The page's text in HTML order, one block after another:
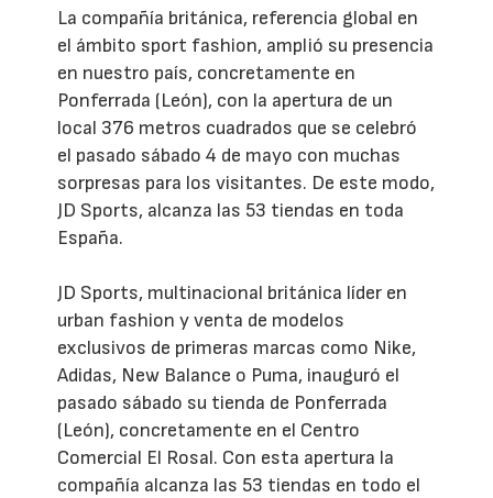
La compañía británica, referencia global en
el ámbito sport fashion, amplió su presencia
en nuestro país, concretamente en
Ponferrada (León), con la apertura de un
local 376 metros cuadrados que se celebró
el pasado sábado 4 de mayo con muchas
sorpresas para los visitantes. De este modo,
JD Sports, alcanza las 53 tiendas en toda
España.
JD Sports, multinacional británica líder en
urban fashion y venta de modelos
exclusivos de primeras marcas como Nike,
Adidas, New Balance o Puma, inauguró el
pasado sábado su tienda de Ponferrada
(León), concretamente en el Centro
Comercial El Rosal. Con esta apertura la
compañía alcanza las 53 tiendas en todo el